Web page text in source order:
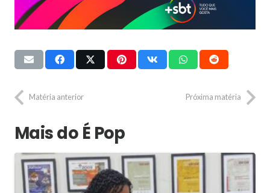
Matéria anterior Próxima matéria
Mais do É Pop